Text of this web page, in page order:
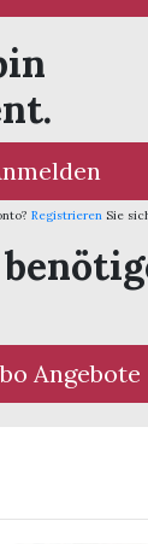
Registrieren Sie
Angebote